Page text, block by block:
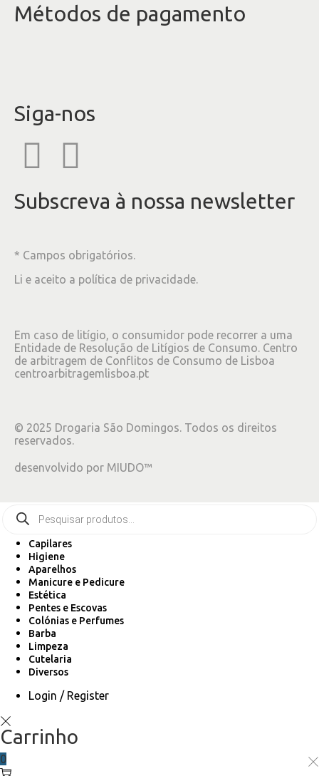
Métodos de pagamento
Siga-nos
Subscreva à nossa newsletter
* Campos obrigatórios.
Li e aceito a política de privacidade.
Em caso de litígio, o consumidor pode recorrer a uma
Entidade de Resolução de Litígios de Consumo. Centro
de arbitragem de Conflitos de Consumo de Lisboa
centroarbitragemlisboa.pt
© 2025 Drogaria São Domingos. Todos os direitos
reservados.
desenvolvido por MIUDO™
Capilares
Higiene
Aparelhos
Manicure e Pedicure
Estética
Pentes e Escovas
Colónias e Perfumes
Barba
Limpeza
Cutelaria
Diversos
Login / Register
Carrinho
0